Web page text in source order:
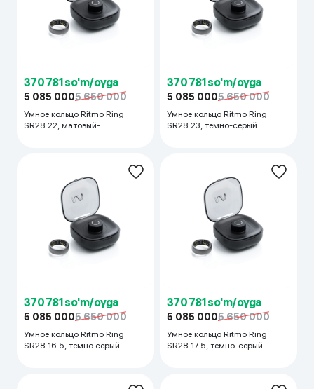
370 781 so'm/oyga
5 085 0005 650 000
Умное кольцо Ritmo Ring
SR28 22, матовый-
370 781 so'm/oyga
5 085 0005 650 000
Умное кольцо Ritmo Ring
SR28 23, темно-серый
370 781 so'm/oyga
5 085 0005 650 000
Умное кольцо Ritmo Ring
SR28 16.5, темно серый
370 781 so'm/oyga
5 085 0005 650 000
Умное кольцо Ritmo Ring
SR28 17.5, темно-серый